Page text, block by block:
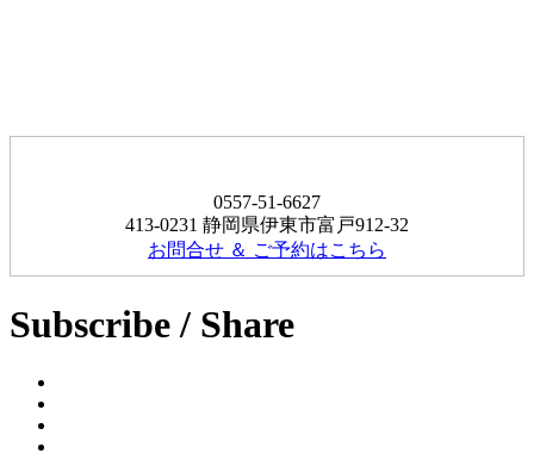
0557-51-6627
413-0231 静岡県伊東市富戸912-32
お問合せ ＆ ご予約はこちら
Subscribe / Share